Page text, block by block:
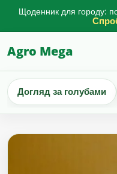
Щоденник для городу:
Agro Mega
Догляд за голубами